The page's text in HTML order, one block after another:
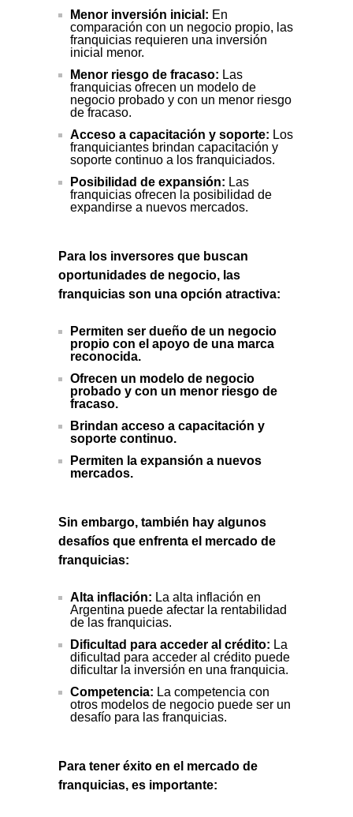
Menor inversión inicial: En
comparación con un negocio propio, las
franquicias requieren una inversión
inicial menor.
Menor riesgo de fracaso: Las
franquicias ofrecen un modelo de
negocio probado y con un menor riesgo
de fracaso.
Acceso a capacitación y soporte: Los
franquiciantes brindan capacitación y
soporte continuo a los franquiciados.
Posibilidad de expansión: Las
franquicias ofrecen la posibilidad de
expandirse a nuevos mercados.
Para los inversores que buscan
oportunidades de negocio, las
franquicias son una opción atractiva:
Permiten ser dueño de un negocio
propio con el apoyo de una marca
reconocida.
Ofrecen un modelo de negocio
probado y con un menor riesgo de
fracaso.
Brindan acceso a capacitación y
soporte continuo.
Permiten la expansión a nuevos
mercados.
Sin embargo, también hay algunos
desafíos que enfrenta el mercado de
franquicias:
Alta inflación: La alta inflación en
Argentina puede afectar la rentabilidad
de las franquicias.
Dificultad para acceder al crédito: La
dificultad para acceder al crédito puede
dificultar la inversión en una franquicia.
Competencia: La competencia con
otros modelos de negocio puede ser un
desafío para las franquicias.
Para tener éxito en el mercado de
franquicias, es importante: